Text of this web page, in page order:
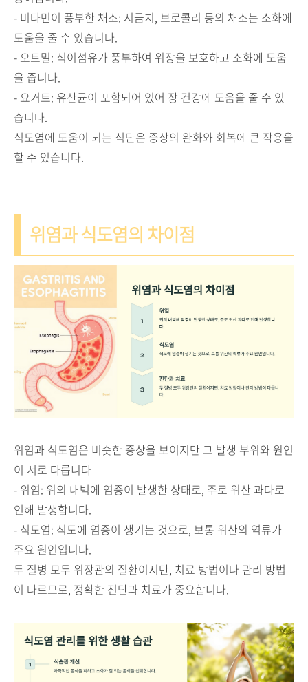
- 비타민이 풍부한 채소: 시금치, 브로콜리 등의 채소는 소화에
도움을 줄 수 있습니다.
- 오트밀: 식이섬유가 풍부하여 위장을 보호하고 소화에 도움
을 줍니다.
- 요거트: 유산균이 포함되어 있어 장 건강에 도움을 줄 수 있
습니다.
식도염에 도움이 되는 식단은 증상의 완화와 회복에 큰 작용을
할 수 있습니다.
위염과 식도염의 차이점
위염과 식도염은 비슷한 증상을 보이지만 그 발생 부위와 원인
이 서로 다릅니다
- 위염: 위의 내벽에 염증이 발생한 상태로, 주로 위산 과다로
인해 발생합니다.
- 식도염: 식도에 염증이 생기는 것으로, 보통 위산의 역류가
주요 원인입니다.
두 질병 모두 위장관의 질환이지만, 치료 방법이나 관리 방법
이 다르므로, 정확한 진단과 치료가 중요합니다.